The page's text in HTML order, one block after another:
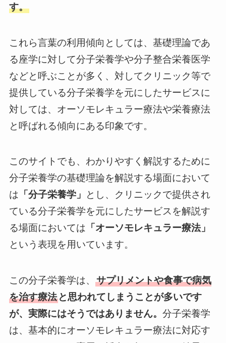
す。
これら言葉の利用傾向としては、基礎理論であ
る座学に対して分子栄養学や分子整合栄養医学
などと呼ぶことが多く、対してクリニック等で
提供している分子栄養学を元にしたサービスに
対しては、オーソモレキュラー療法や栄養療法
と呼ばれる傾向にある印象です。
このサイトでも、わかりやすく解説するために
分子栄養学の基礎理論を解説する場面において
は 「分子栄養学」
とし、クリニックで提供され
ている分子栄養学を元にしたサービスを解説す
る場面においては 「オーソモレキュラー療法」
という表現を用いています。
この分子栄養学は、 サプリメントや食事で病気
を治す療法と思われてしまうことが多いです
が、実際にはそうではありません。 分子栄養学
は、基本的にオーソモレキュラー療法に対応す